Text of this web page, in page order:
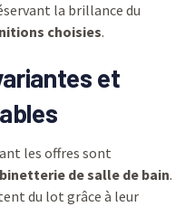
la brillance du
choisies.
et
les offres sont
de salle de bain.
du lot grâce à leur